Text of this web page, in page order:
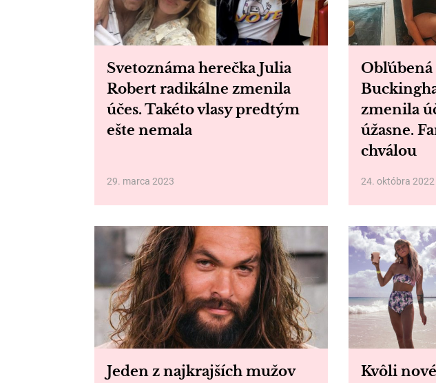
Svetoznáma herečka Julia
Robert radikálne zmenila
účes. Takéto vlasy predtým
ešte nemala
29. marca 2023
Obľúbená
zmenila
úžasne.
chválou
24. októbra 2022
Jeden z najkrajších mužov
Kvôli